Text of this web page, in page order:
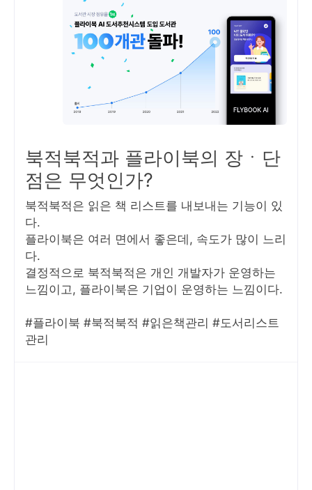
북적북적과 플라이북의 장ㆍ단
점은 무엇인가?
북적북적은 읽은 책 리스트를 내보내는 기능이 있
다.
플라이북은 여러 면에서 좋은데, 속도가 많이 느리
다.
결정적으로 북적북적은 개인 개발자가 운영하는
느낌이고, 플라이북은 기업이 운영하는 느낌이다.
#플라이북 #북적북적 #읽은책관리 #도서리스트
관리